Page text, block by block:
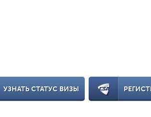
УЗНАТЬ СТАТУС ВИЗЫ